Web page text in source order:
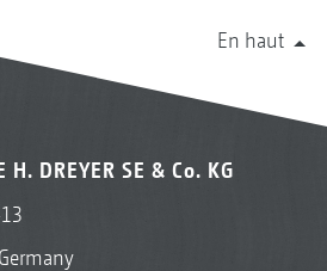
En haut
DREYER SE & Co. KG